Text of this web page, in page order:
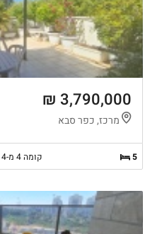
3,790,000 ₪
מרכז, כפר סבא
5 קומה 4 מ-4